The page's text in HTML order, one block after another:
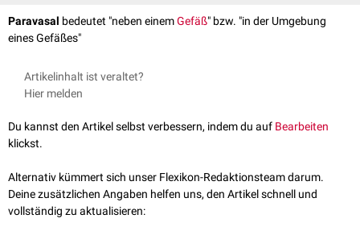
Paravasal bedeutet "neben einemGefäß" bzw. "in der Umgebung
eines Gefäßes"
Artikelinhalt ist veraltet?
Hier melden
Du kannst den Artikel selbst verbessern, indem du auf Bearbeiten
klickst.
Alternativ kümmert sich unser Flexikon-Redaktionsteam darum.
Deine zusätzlichen Angaben helfen uns, den Artikel schnell und
vollständig zu aktualisieren: